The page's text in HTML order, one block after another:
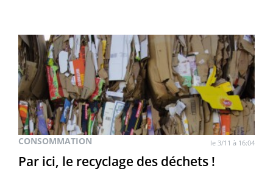
CONSOMMATION le 3/11 à 16:04
Par ici, le recyclage des déchets !